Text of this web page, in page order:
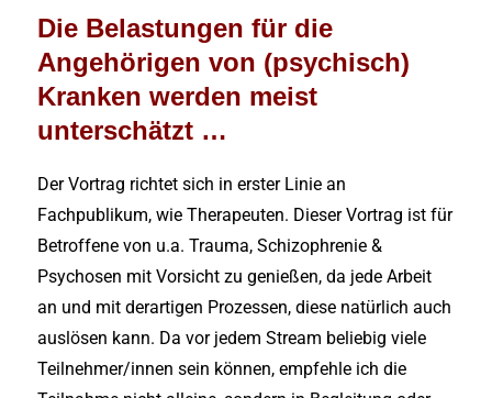
Die Belastungen für die
Angehörigen von (psychisch)
Kranken werden meist
unterschätzt …
Der Vortrag richtet sich in erster Linie an
Fachpublikum, wie Therapeuten. Dieser Vortrag ist für
Betroffene von u.a. Trauma, Schizophrenie &
Psychosen mit Vorsicht zu genießen, da jede Arbeit
an und mit derartigen Prozessen, diese natürlich auch
auslösen kann. Da vor jedem Stream beliebig viele
Teilnehmer/innen sein können, empfehle ich die